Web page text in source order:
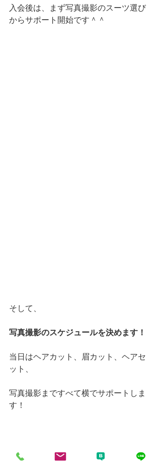
入会後は、まず写真撮影のスーツ選び
からサポート開始です＾＾
そして、
写真撮影のスケジュールを決めます！
当日はヘアカット、眉カット、ヘアセ
ット、
写真撮影まですべて横でサポートしま
す！